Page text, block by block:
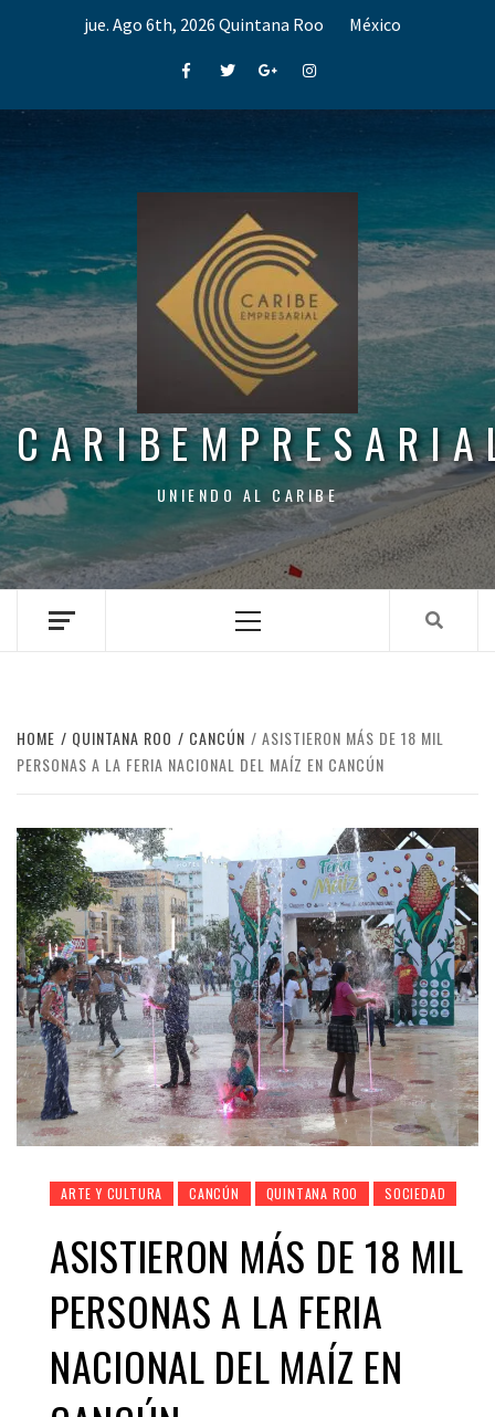
jue. Ago 6th, 2026 Quintana Roo México
FacebookTwitterGoogle+Instagram
UNIENDO AL CARIBE
Menu
HOME QUINTANA ROO CANCÚN
ASISTIERON MÁS DE 18 MIL
PERSONAS A LA FERIA NACIONAL DEL MAÍZ EN CANCÚN
ARTE Y CULTURA CANCÚN QUINTANA ROO SOCIEDAD
ASISTIERON MÁS DE 18 MIL
PERSONAS A LA FERIA
NACIONAL DEL MAÍZ EN